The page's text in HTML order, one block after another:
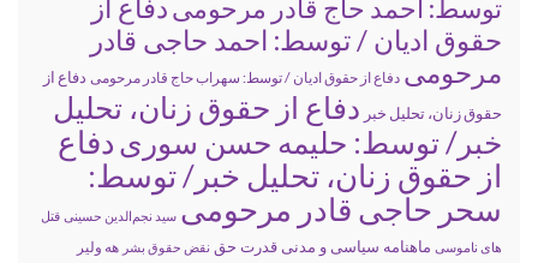
توسط: احمد حاج قادر مرحومیدفاع از
حقوق ادیان / توسط: احمد حاجی قادر
مرحومی دفاع از حقوق ادیان / توسط: سهراب حاج قادر مرحومی دفاع از
حقوق زنان، تحلیل خبر دفاع از حقوق زنان، تحلیل
خبر/ توسط: حلیمه حسن سوری دفاع
از حقوق زنان، تحلیل خبر/ توسط:
سحر حاجی قادر مرحومی سید نجم‌الدین حسینی قتل
های ناموسی ماهنامه سیاسی و مدنی قدرت حق نقض حقوق بشر هه ولیر